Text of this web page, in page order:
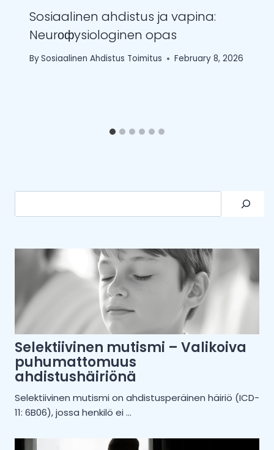
Sosiaalinen ahdistus ja vapina:
Neurофysiologinen opas
BySosiaalinen Ahdistus Toimitus February 8, 2026
Selektiivinen mutismi – Valikoiva
puhumattomuus
ahdistushäiriönä
Selektiivinen mutismi on ahdistusperäinen häiriö (ICD-
11: 6B06), jossa henkilö ei ...